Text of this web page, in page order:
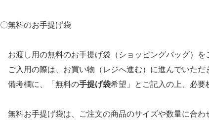
〇無料のお手提げ袋
お渡し用の無料のお手提げ袋（ショッピングバッグ）を
ご入用の際は、 お買い物（レジへ進む）に進んでいただ
備考欄に、
「無料の手提げ袋希望」とご記入の上、必要
無料お手提げ袋は、ご注文の商品のサイズや数量に合わ